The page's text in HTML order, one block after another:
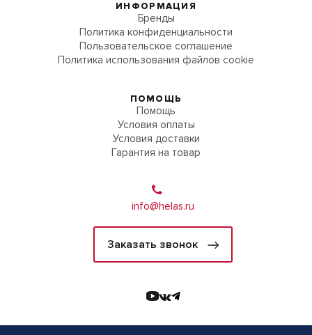
ИНФОРМАЦИЯ
Бренды
Политика конфиденциальности
Пользовательское соглашение
Политика использования файлов cookie
ПОМОЩЬ
Помощь
Условия оплаты
Условия доставки
Гарантия на товар
info@helas.ru
Заказать звонок